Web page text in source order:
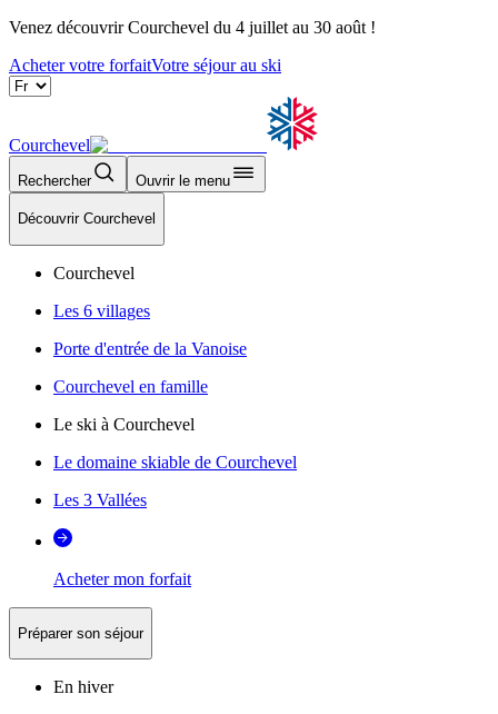
Venez découvrir Courchevel du 4 juillet au 30 août !
Acheter votre forfaitVotre séjour au ski
Courchevel
Rechercher Ouvrir le menu
Découvrir Courchevel
Courchevel
Les 6 villages
Porte d'entrée de la Vanoise
Courchevel en famille
Le ski à Courchevel
Le domaine skiable de Courchevel
Les 3 Vallées
Acheter mon forfait
Préparer son séjour
En hiver